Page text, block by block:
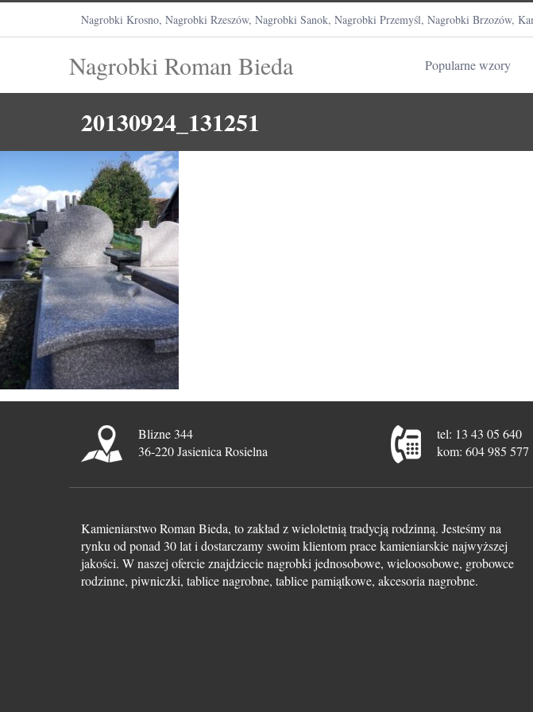
Nagrobki Krosno, Nagrobki Rzeszów, Nagrobki Sanok, Nagrobki Przemyśl, Nagrobki Brzozów,
Nagrobki Roman Bieda Popularne wzory
20130924_131251
Blizne 344
36-220 Jasienica Rosielna
tel: 13 43 05 640
kom: 604 985 577
Kamieniarstwo Roman Bieda, to zakład z wieloletnią tradycją rodzinną. Jesteśmy na
rynku od ponad 30 lat i dostarczamy swoim klientom prace kamieniarskie najwyższej
jakości. W naszej ofercie znajdziecie nagrobki jednosobowe, wieloosobowe, grobowce
rodzinne, piwniczki, tablice nagrobne, tablice pamiątkowe, akcesoria nagrobne.